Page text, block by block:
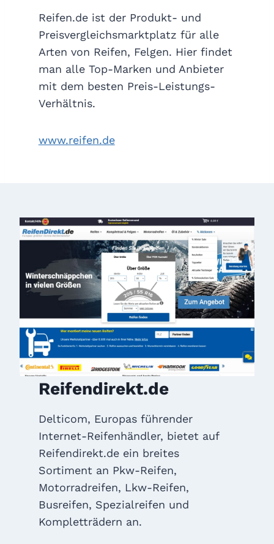
Reifen.de ist der Produkt- und
Preisvergleichsmarktplatz für alle
Arten von Reifen, Felgen. Hier findet
man alle Top-Marken und Anbieter
mit dem besten Preis-Leistungs-
Verhältnis.
www.reifen.de
Reifendirekt.de
Delticom, Europas führender
Internet-Reifenhändler, bietet auf
Reifendirekt.de ein breites
Sortiment an Pkw-Reifen,
Motorradreifen, Lkw-Reifen,
Busreifen, Spezialreifen und
Kompletträdern an.